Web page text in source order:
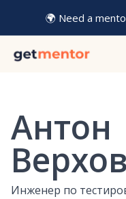
🌍 Need a
Антон
Инженер по